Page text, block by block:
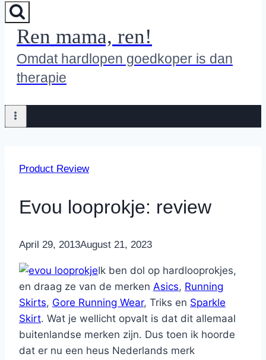
Ren mama, ren!
Omdat hardlopen goedkoper is dan
therapie
Product Review
Evou looprokje: review
ByNicole
April 29, 2013August 21, 2023
Ik ben dol op hardlooprokjes,
en draag ze van de merken Asics, Running
Skirts, Gore Running Wear, Triks en Sparkle
Skirt. Wat je wellicht opvalt is dat dit allemaal
buitenlandse merken zijn. Dus toen ik hoorde
dat er nu een heus Nederlands merk